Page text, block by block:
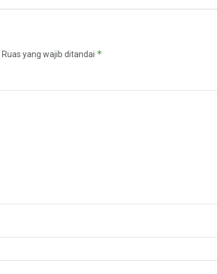
Ruas yang wajib ditandai *